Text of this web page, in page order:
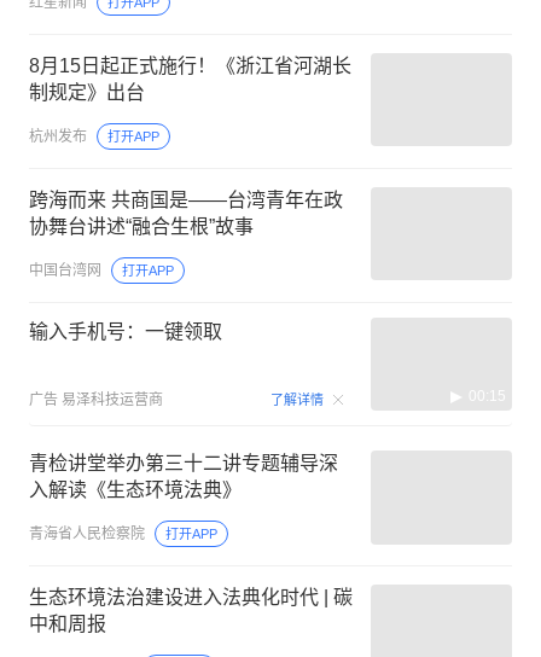
8月15日起正式施行！《浙江省河湖长
制规定》出台
杭州发布 打开APP
跨海而来 共商国是——台湾青年在政
协舞台讲述“融合生根”故事
中国台湾网 打开APP
输入手机号：一键领取
广告 易泽科技运营商 了解详情 00:15
青检讲堂举办第三十二讲专题辅导深
入解读《生态环境法典》
青海省人民检察院 打开APP
生态环境法治建设进入法典化时代 | 碳
中和周报